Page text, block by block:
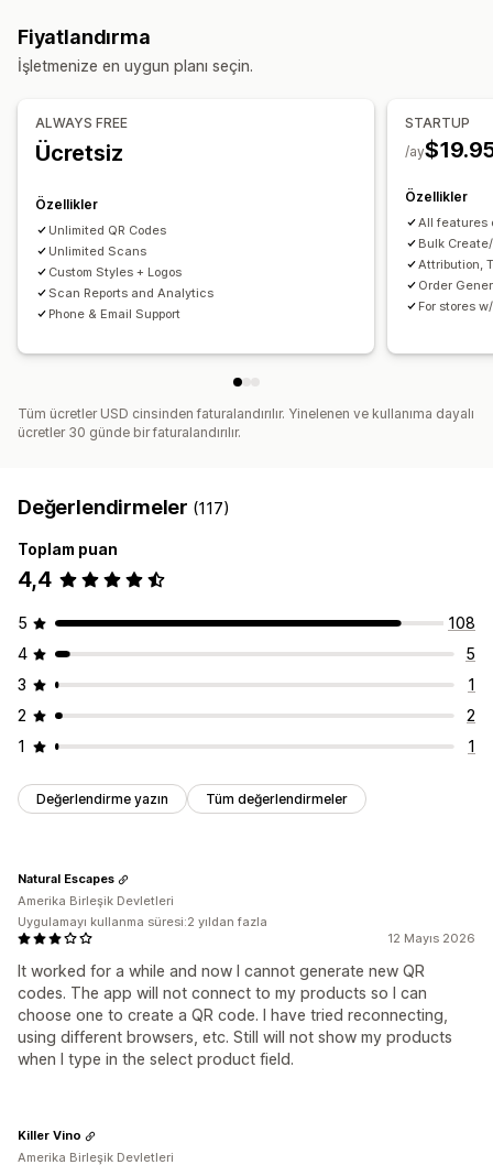
Fiyatlandırma
İşletmenize en uygun planı seçin.
ALWAYS FREE
Ücretsiz
Özellikler
Unlimited QR Codes
Unlimited Scans
Custom Styles + Logos
Scan Reports and Analytics
Phone & Email Support
STARTUP
/ay
Özellikler
All features
Bulk
Attribution,
Order
For stores
Tüm ücretler USD cinsinden faturalandırılır. Yinelenen ve kullanıma dayalı
ücretler 30 günde bir faturalandırılır.
Değerlendirmeler (117)
Toplam puan
4,4
5
108
4
5
3
1
2
2
1
1
Değerlendirme yazın Tüm değerlendirmeler
12 Mayıs 2026
It worked for a while and now I cannot generate new QR
codes. The app will not connect to my products so I can
choose one to create a QR code. I have tried reconnecting,
using different browsers, etc. Still will not show my products
when I type in the select product field.
Natural Escapes
Amerika Birleşik Devletleri
Uygulamayı kullanma süresi:2 yıldan fazla
Killer Vino
Amerika Birleşik Devletleri